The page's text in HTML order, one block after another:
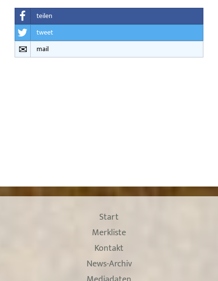
teilen
tweet
mail
Start
Merkliste
Kontakt
News-Archiv